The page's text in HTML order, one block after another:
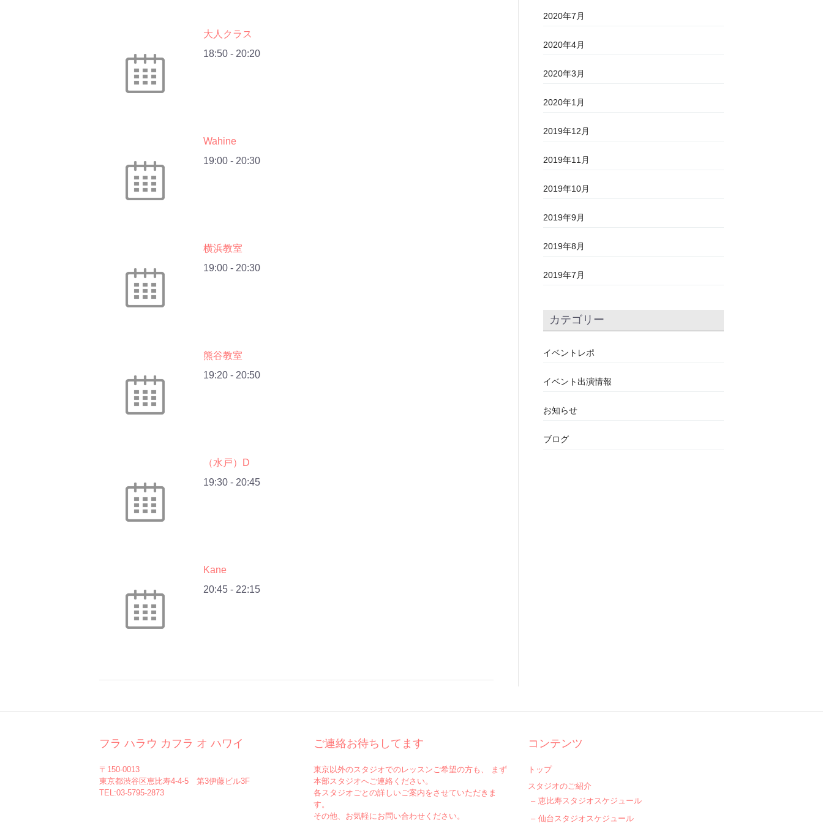
大人クラス
18:50 - 20:20
Wahine
19:00 - 20:30
横浜教室
19:00 - 20:30
熊谷教室
19:20 - 20:50
（水戸）D
19:30 - 20:45
Kane
20:45 - 22:15
2020年7月
2020年4月
2020年3月
2020年1月
2019年12月
2019年11月
2019年10月
2019年9月
2019年8月
2019年7月
カテゴリー
イベントレポ
イベント出演情報
お知らせ
ブログ
フラ ハラウ カフラ オ ハワイ
〒150-0013
東京都渋谷区恵比寿4-4-5 第3伊藤ビル3F
TEL:03-5795-2873
ご連絡お待ちしてます
東京以外のスタジオでのレッスンご希望の方も、 まず
本部スタジオへご連絡ください。
各スタジオごとの詳しいご案内をさせていただきま
す。
その他、お気軽にお問い合わせください。
コンテンツ
トップ
スタジオのご紹介
恵比寿スタジオスケジュール
仙台スタジオスケジュール